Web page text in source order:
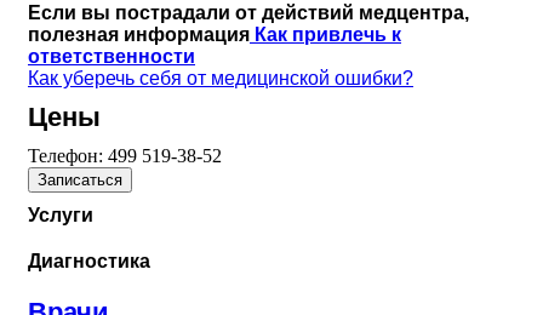
Если вы пострадали от действий медцентра,
полезная информация Как привлечь к
ответственности
Как уберечь себя от медицинской ошибки?
Цены
Телефон: 499 519-38-52
Записаться
Услуги
Диагностика